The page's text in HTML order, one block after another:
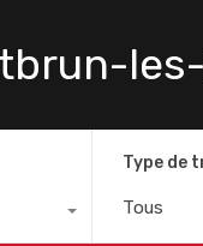
Type de
Tous